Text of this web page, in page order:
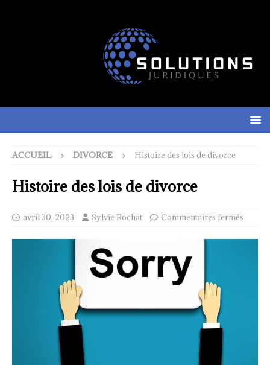
ACCUEIL DIVORCE Histoire des lois de divorce
Histoire des lois de divorce
avril 30, 2023 Sylvie Rochat Commentaires fermés